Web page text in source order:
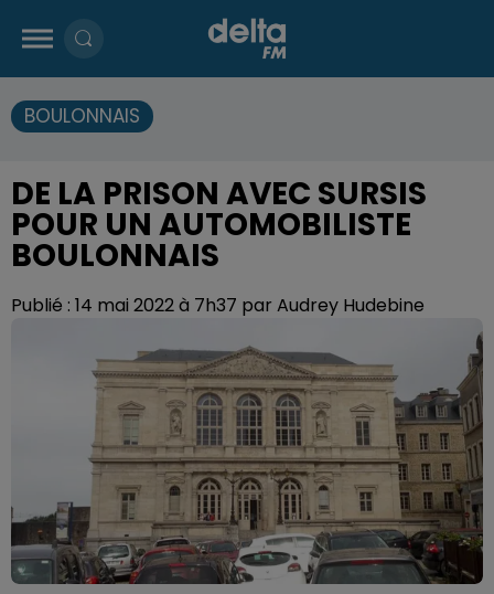
BOULONNAIS
DE LA PRISON AVEC SURSIS
POUR UN AUTOMOBILISTE
BOULONNAIS
Publié : 14 mai 2022 à 7h37 par Audrey Hudebine